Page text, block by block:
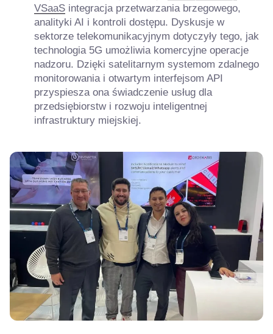
VSaaS integracja przetwarzania brzegowego,
analityki AI i kontroli dostępu. Dyskusje w
sektorze telekomunikacyjnym dotyczyły tego, jak
technologia 5G umożliwia komercyjne operacje
nadzoru. Dzięki satelitarnym systemom zdalnego
monitorowania i otwartym interfejsom API
przyspiesza ona świadczenie usług dla
przedsiębiorstw i rozwoju inteligentnej
infrastruktury miejskiej.